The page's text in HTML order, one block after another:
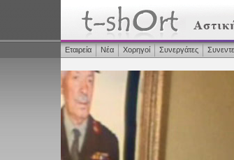
Εταιρεία Νέα Χορηγοί Συνεργάτες